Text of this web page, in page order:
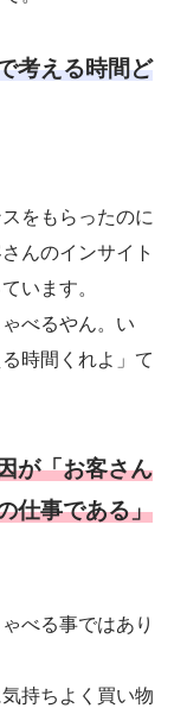
考える時間ど
をもらったのに
んのインサイト
います。
べるやん。い
時間くれよ」て
が「お客さん
仕事である」
べる事ではあり
持ちよく買い物